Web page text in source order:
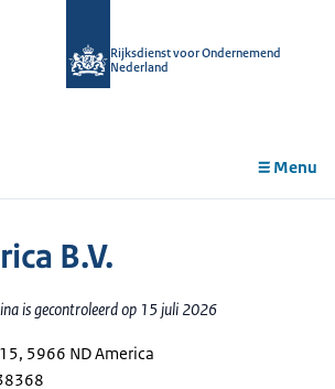
Rijksdienst voor Ondernemend
Nederland
Menu
B.V.
is gecontroleerd op 15 juli 2026
5966 ND America